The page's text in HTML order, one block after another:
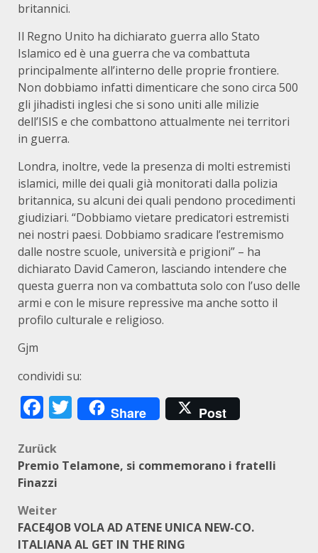
britannici.
Il Regno Unito ha dichiarato guerra allo Stato
Islamico ed è una guerra che va combattuta
principalmente all’interno delle proprie frontiere.
Non dobbiamo infatti dimenticare che sono circa 500
gli jihadisti inglesi che si sono uniti alle milizie
dell’ISIS e che combattono attualmente nei territori
in guerra.
Londra, inoltre, vede la presenza di molti estremisti
islamici, mille dei quali già monitorati dalla polizia
britannica, su alcuni dei quali pendono procedimenti
giudiziari. “Dobbiamo vietare predicatori estremisti
nei nostri paesi. Dobbiamo sradicare l’estremismo
dalle nostre scuole, università e prigioni” – ha
dichiarato David Cameron, lasciando intendere che
questa guerra non va combattuta solo con l’uso delle
armi e con le misure repressive ma anche sotto il
profilo culturale e religioso.
Gjm
condividi su:
Facebook
Twitter
Share Post
Beitragsnavigation
Zurück
Premio Telamone, si commemorano i fratelli
Finazzi
Weiter
FACE4JOB VOLA AD ATENE UNICA NEW-CO.
ITALIANA AL GET IN THE RING